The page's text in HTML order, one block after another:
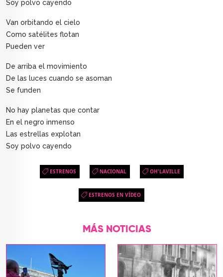
Soy polvo cayendo
Van orbitando el cielo
Como satélites flotan
Pueden ver
De arriba el movimiento
De las luces cuando se asoman
Se funden
No hay planetas que contar
En el negro inmenso
Las estrellas explotan
Soy polvo cayendo
ESTRENOS NACIONAL OH'LAVILLE
ESTRENOS EN VÍDEO
MÁS NOTICIAS